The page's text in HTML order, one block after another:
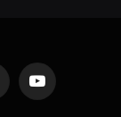
YouTube